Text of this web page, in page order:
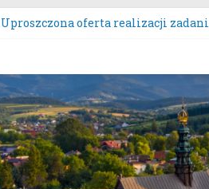
Konsultacje społeczne dotyczące
gruntowych przeznaczonych do
Konkurs Wieńców Dożynkowych
Zgłaszanie uwag do oferty realizacji
„Gniazdo”.